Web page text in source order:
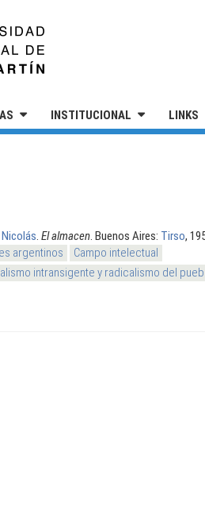
INSTITUCIONAL LINKS
Nicolás El almacen . Buenos Aires: Tirso,
argentinos
Campo intelectual
intransigente y radicalismo del